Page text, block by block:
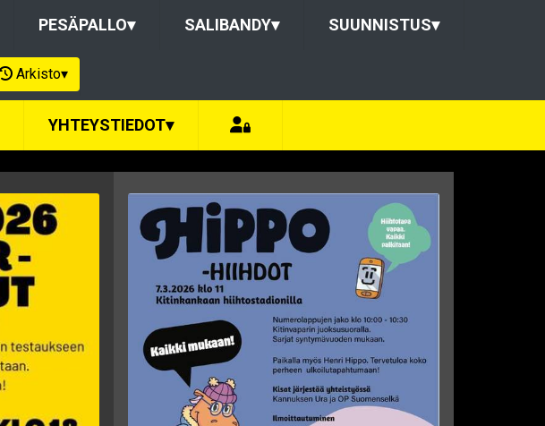
PESÄPALLO▾ SALIBANDY▾ SUUNNISTUS▾
Arkisto▾
YHTEYSTIEDOT▾